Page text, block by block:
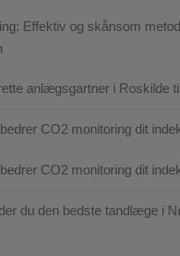
Effektiv og skånsom
anlægsgartner i Roskilde
CO2 monitoring dit
CO2 monitoring dit
du den bedste tandlæge i